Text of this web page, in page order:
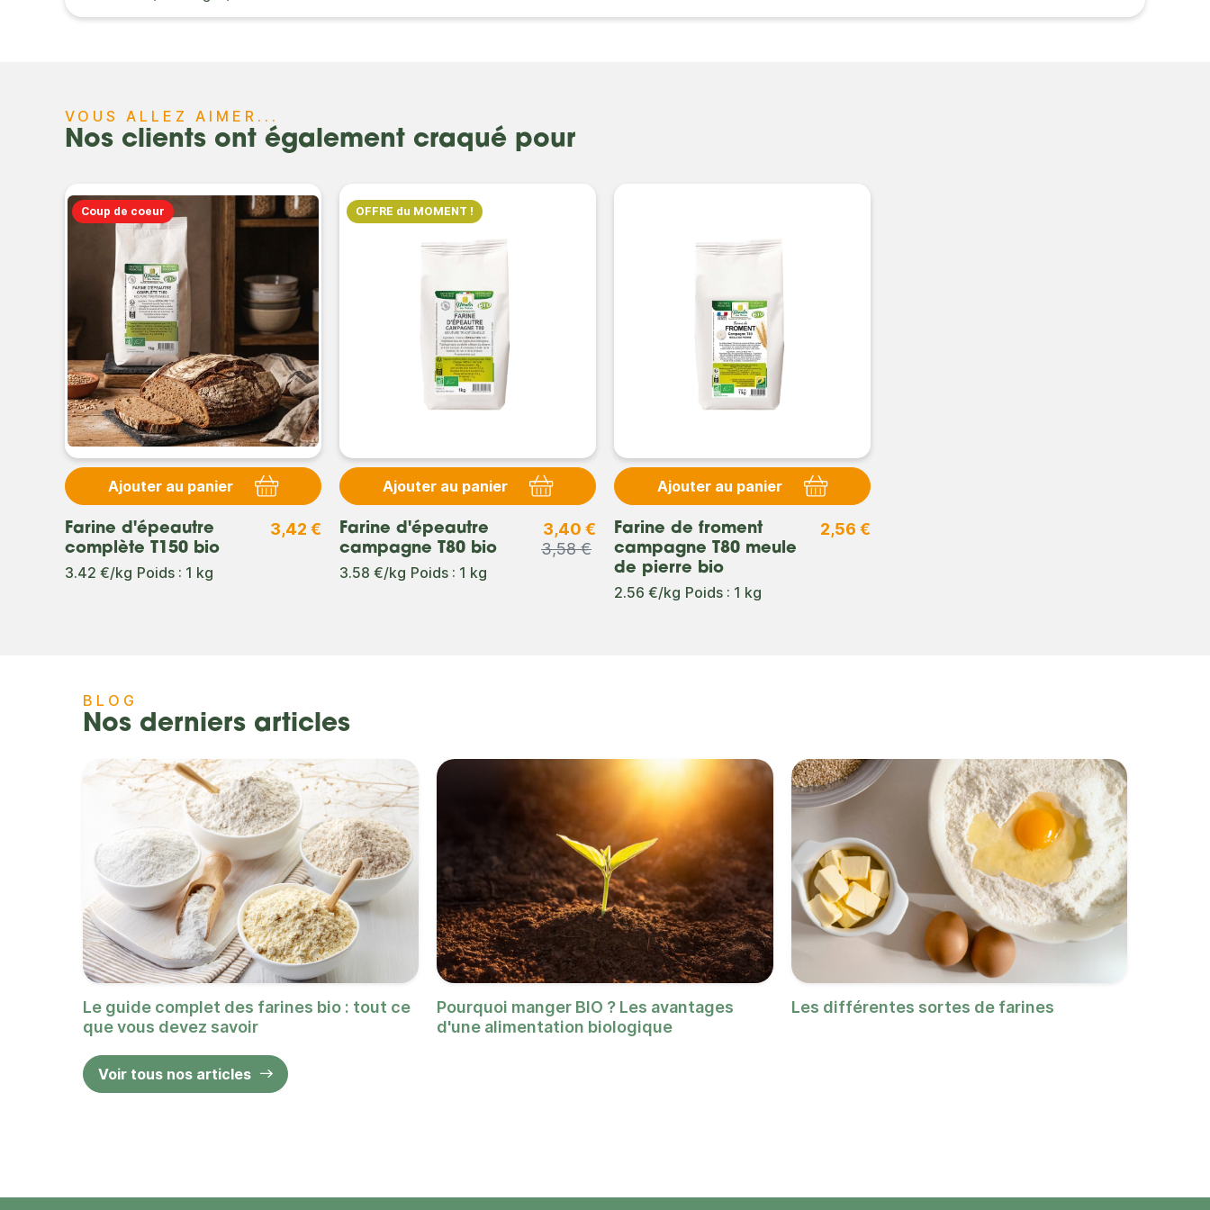
VOUS ALLEZ AIMER...
Nos clients ont également craqué pour
Coup de coeur
Ajouter au panier
Farine d'épeautre
complète T150 bio
3,42 €
3.42 €/kg Poids : 1 kg
OFFRE du MOMENT !
Ajouter au panier
Farine d'épeautre
campagne T80 bio
3,40 €
3,58 €
3.58 €/kg Poids : 1 kg
Ajouter au panier
Farine de froment
campagne T80 meule
de pierre bio
2,56 €
2.56 €/kg Poids : 1 kg
BLOG
Nos derniers articles
Le guide complet des farines bio : tout ce
que vous devez savoir
Pourquoi manger BIO ? Les avantages
d'une alimentation biologique
Les différentes sortes de farines
Voir tous nos articles